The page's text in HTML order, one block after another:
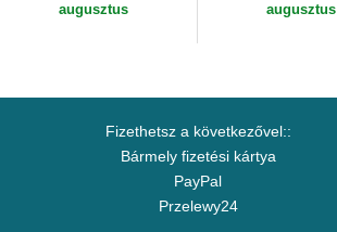
augusztus
augusztus
Fizethetsz a következővel::
Bármely fizetési kártya
PayPal
Przelewy24